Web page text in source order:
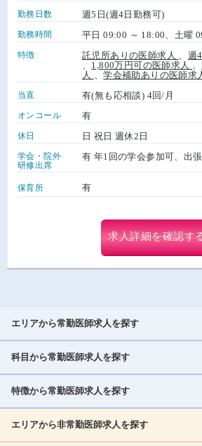
勤務日数 週5日(週4日勤務可)
勤務時間 平日 09:00 ～ 18:00、土曜
特徴 託児所ありの医師求人
週
1,800万円可の医師求人
人
、学会補助ありの医師求
当直 有(無も応相談) 4回/月
オンコール 有
休日 日 祝日 週休2日
学会・院外
研修出席
有 年1回の学会参加可、出
保育所 有
求人詳細を確認す
エリアから常勤医師求人を探す
北海道・東北
北海道 青森県 岩手県
科目から常勤医師求人を探す
内科系
消化器科 呼吸器科
特徴から常勤医師求人を探す
救急対応なし 女性医師歓迎
エリアから非常勤医師求人を探す